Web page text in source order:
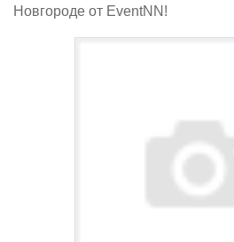
Новгороде от EventNN!